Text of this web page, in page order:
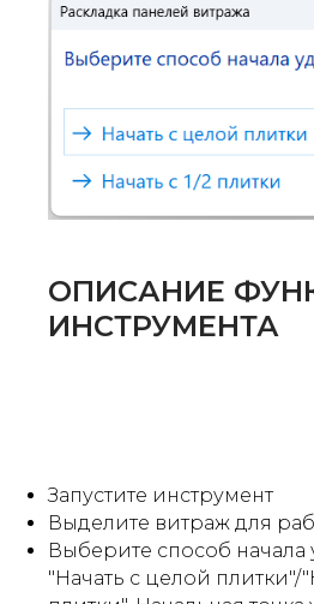
ОПИСАНИЕ
ИНСТРУМЕНТА
Запустите инструмент
Выделите витраж для
Выберите способ начала
"Начать с целой плитки"/